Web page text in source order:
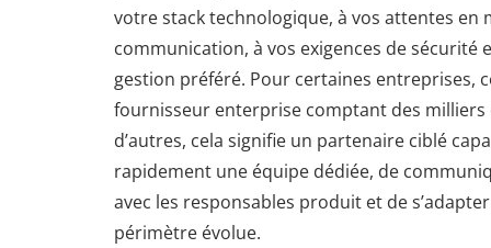
votre stack technologique, à vos attentes en
communication, à vos exigences de sécurité
gestion préféré. Pour certaines entreprises,
fournisseur enterprise comptant des milliers
d’autres, cela signifie un partenaire ciblé
rapidement une équipe dédiée, de
avec les responsables produit et de
périmètre évolue.